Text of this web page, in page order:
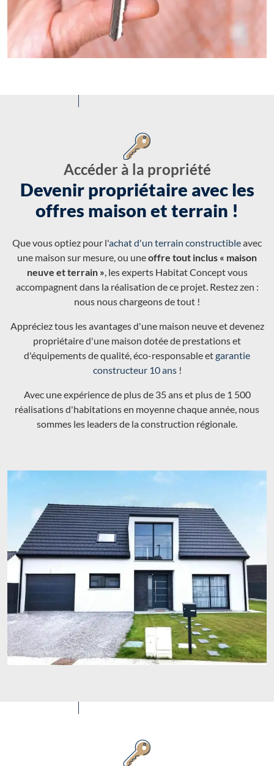
Accéder à la propriété
Devenir propriétaire avec les
offres maison et terrain !
Que vous optiez pour l'achat d'un terrain constructibleavec
une maison sur mesure, ou uneoffre tout inclus « maison
neuve et terrain », les experts Habitat Concept vous
accompagnent dans la réalisation de ce projet. Restez zen :
nous nous chargeons de tout !
Appréciez tous les avantages d'une maison neuve et devenez
propriétaire d'une maison dotée de prestations et
d'équipements de qualité, éco-responsable etgarantie
constructeur 10 ans!
Avec une expérience de plus de 35 ans et plus de 1 500
réalisations d'habitations en moyenne chaque année, nous
sommes les leaders de la construction régionale.